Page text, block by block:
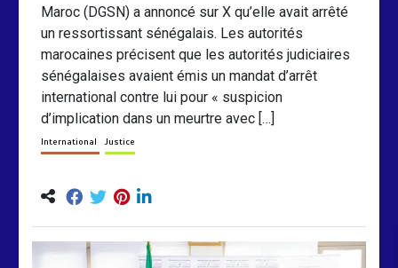
Maroc (DGSN) a annoncé sur X qu’elle avait arrêté
un ressortissant sénégalais. Les autorités
marocaines précisent que les autorités judiciaires
sénégalaises avaient émis un mandat d’arrêt
international contre lui pour « suspicion
d’implication dans un meurtre avec […]
International Justice